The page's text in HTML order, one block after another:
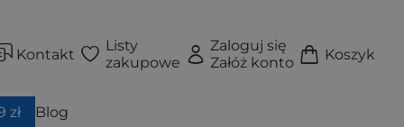
Kontakt
Listy
zakupowe
Zaloguj się
Załóż konto
Koszyk
zł Blog